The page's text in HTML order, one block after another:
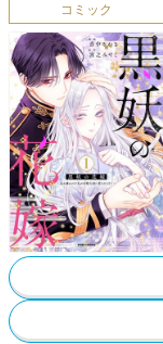
コミック